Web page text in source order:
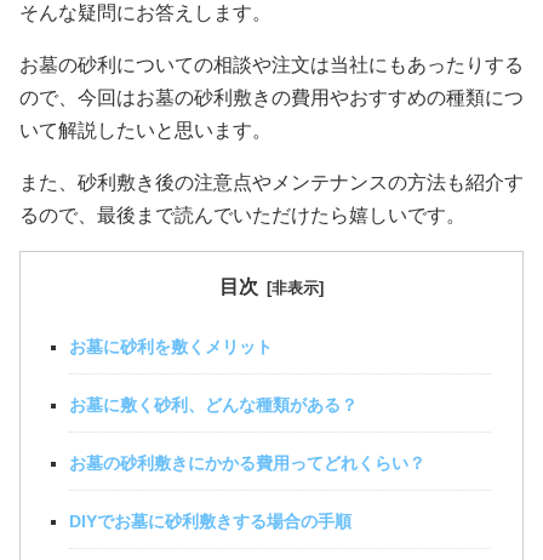
そんな疑問にお答えします。
お墓の砂利についての相談や注文は当社にもあったりする
ので、今回はお墓の砂利敷きの費用やおすすめの種類につ
いて解説したいと思います。
また、砂利敷き後の注意点やメンテナンスの方法も紹介す
るので、最後まで読んでいただけたら嬉しいです。
目次
お墓に砂利を敷くメリット
お墓に敷く砂利、どんな種類がある？
お墓の砂利敷きにかかる費用ってどれくらい？
DIYでお墓に砂利敷きする場合の手順